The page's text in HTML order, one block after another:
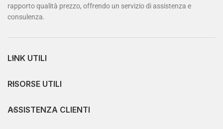
rapporto qualità prezzo, offrendo un servizio di assistenza e
consulenza.
LINK UTILI
RISORSE UTILI
ASSISTENZA CLIENTI